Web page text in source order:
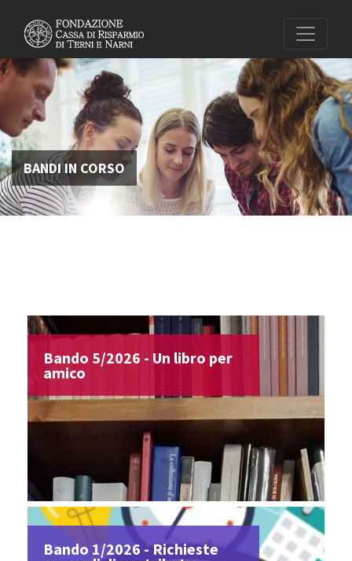
BANDI IN CORSO
Bando 5/2026 - Un libro per
amico
Bando 1/2026 - Richieste